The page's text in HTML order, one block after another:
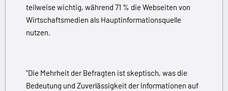
teilweise wichtig, während 71 % die Webseiten von
Wirtschaftsmedien als Hauptinformationsquelle
nutzen.
"Die Mehrheit der Befragten ist skeptisch, was die
Bedeutung und Zuverlässigkeit der Informationen auf